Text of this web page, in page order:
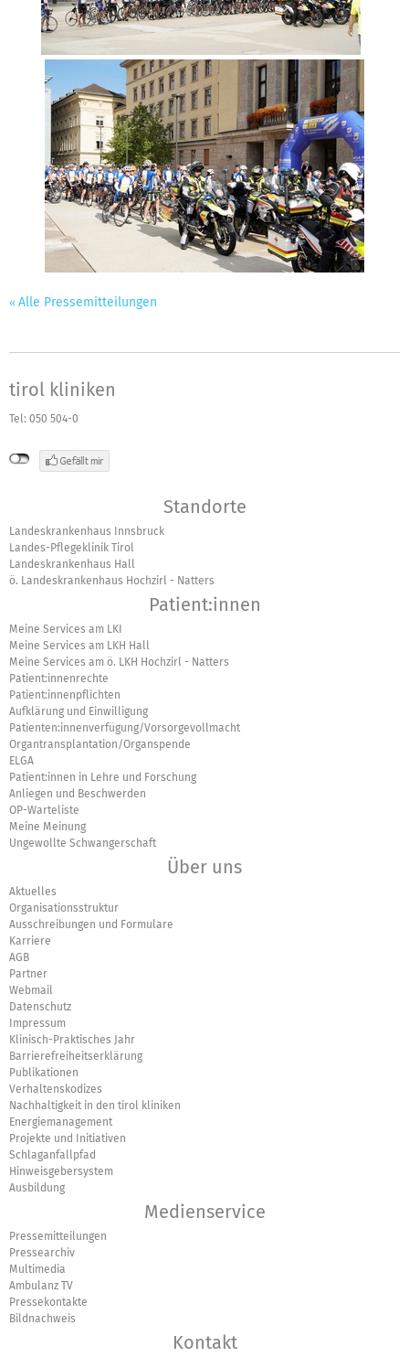
Alle Pressemitteilungen
tirol kliniken
Tel: 050 504-0
Standorte
Landeskrankenhaus Innsbruck
Landes-Pflegeklinik Tirol
Landeskrankenhaus Hall
ö. Landeskrankenhaus Hochzirl - Natters
Patient:innen
Meine Services am LKI
Meine Services am LKH Hall
Meine Services am ö. LKH Hochzirl - Natters
Patient:innenrechte
Patient:innenpflichten
Aufklärung und Einwilligung
Patienten:innenverfügung/Vorsorgevollmacht
Organtransplantation/Organspende
ELGA
Patient:innen in Lehre und Forschung
Anliegen und Beschwerden
OP-Warteliste
Meine Meinung
Ungewollte Schwangerschaft
Über uns
Aktuelles
Organisationsstruktur
Ausschreibungen und Formulare
Karriere
AGB
Partner
Webmail
Datenschutz
Impressum
Klinisch-Praktisches Jahr
Barrierefreiheitserklärung
Publikationen
Verhaltenskodizes
Nachhaltigkeit in den tirol kliniken
Energiemanagement
Projekte und Initiativen
Schlaganfallpfad
Hinweisgebersystem
Ausbildung
Medienservice
Pressemitteilungen
Pressearchiv
Multimedia
Ambulanz TV
Pressekontakte
Bildnachweis
Kontakt